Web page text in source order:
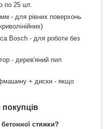
по 25 шт.
- для рівних поверхонь
Bosch - для роботи без
- дерев'яний пил
+ диски - якщо
покупців
стяжки?